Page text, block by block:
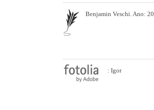
Benjamin Veschi. Ano:
: Igor